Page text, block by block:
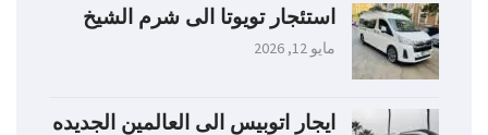
استئجار تويوتا الى شرم الشيخ
مايو 12, 2026
ايجار اتوبيس الى العالمين الجديده